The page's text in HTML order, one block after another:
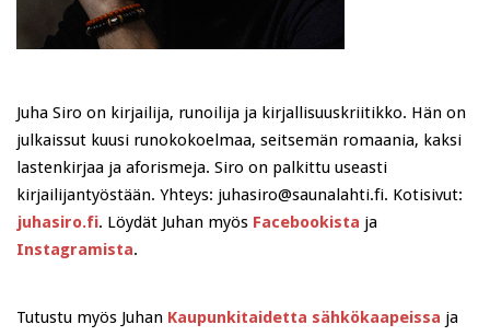
Juha Siro on kirjailija, runoilija ja kirjallisuuskriitikko. Hän on
julkaissut kuusi runokokoelmaa, seitsemän romaania, kaksi
lastenkirjaa ja aforismeja. Siro on palkittu useasti
kirjailijantyöstään. Yhteys: juhasiro@saunalahti.fi. Kotisivut:
juhasiro.fi. Löydät Juhan myös Facebookista ja
Instagramista.
Tutustu myös Juhan Kaupunkitaidetta sähkökaapeissa ja